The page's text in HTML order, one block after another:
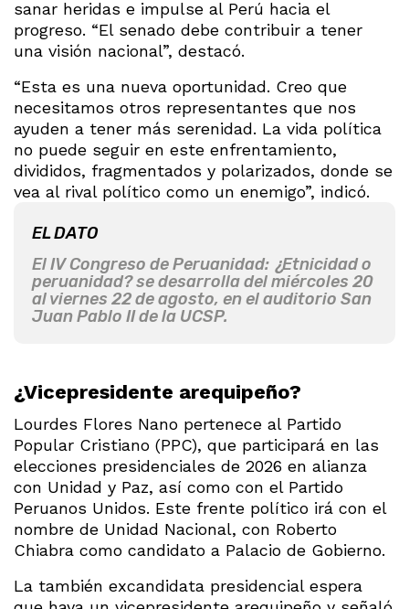
sanar heridas e impulse al Perú hacia el
progreso. “El senado debe contribuir a tener
una visión nacional”, destacó.
“Esta es una nueva oportunidad. Creo que
necesitamos otros representantes que nos
ayuden a tener más serenidad. La vida política
no puede seguir en este enfrentamiento,
divididos, fragmentados y polarizados, donde se
vea al rival político como un enemigo”, indicó.
EL DATO
El IV Congreso de Peruanidad: ¿Etnicidad o
peruanidad? se desarrolla del miércoles 20
al viernes 22 de agosto, en el auditorio San
Juan Pablo II de la UCSP.
¿Vicepresidente arequipeño?
Lourdes Flores Nano pertenece al Partido
Popular Cristiano (PPC), que participará en las
elecciones presidenciales de 2026 en alianza
con Unidad y Paz, así como con el Partido
Peruanos Unidos. Este frente político irá con el
nombre de Unidad Nacional, con Roberto
Chiabra como candidato a Palacio de Gobierno.
La también excandidata presidencial espera